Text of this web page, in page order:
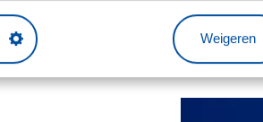
Weigeren